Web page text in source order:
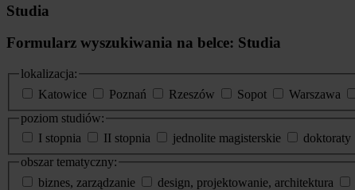
Studia
Formularz wyszukiwania na belce: Studia
lokalizacja:
Katowice
Poznań Rzeszów Sopot Warszawa
poziom studiów:
I stopnia
II stopnia jednolite magisterskie doktoraty
obszar tematyczny:
biznes, zarządzanie
design, projektowanie, architektura